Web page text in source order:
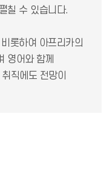
칠 수 있습니다.
롯하여 아프리카의
영어와 함께
직에도 전망이